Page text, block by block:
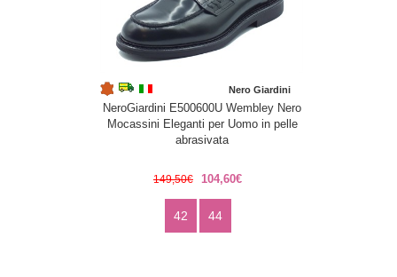
Nero Giardini
NeroGiardini E500600U Wembley Nero
Mocassini Eleganti per Uomo in pelle
abrasivata
149,50€ 104,60€
42 44